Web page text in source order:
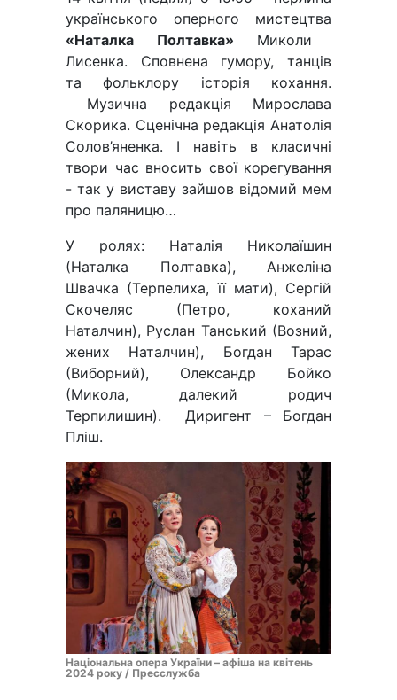
українського оперного мистецтва
«Наталка Полтавка» Миколи
Лисенка. Сповнена гумору, танців
та фольклору історія кохання.
Музична редакція Мирослава
Скорика. Сценічна редакція Анатолія
Солов’яненка. І навіть в класичні
твори час вносить свої корегування
- так у виставу зайшов відомий мем
про паляницю…
У ролях: Наталія Николаїшин
(Наталка Полтавка), Анжеліна
Швачка (Терпелиха, її мати), Сергій
Скочеляс (Петро, коханий
Наталчин), Руслан Танський (Возний,
жених Наталчин), Богдан Тарас
(Виборний), Олександр Бойко
(Микола, далекий родич
Терпилишин). Диригент – Богдан
Пліш.
Національна опера України – афіша на квітень
2024 року / Пресслужба